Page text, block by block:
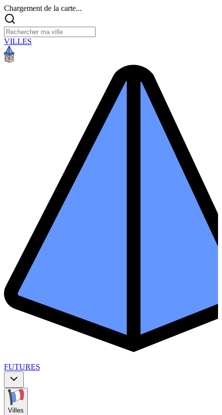
Chargement de la carte...
VILLES
FUTURES
Villes